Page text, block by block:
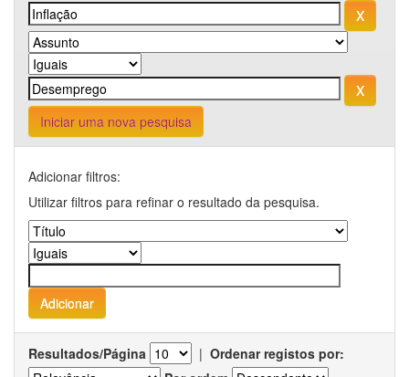
Iniciar uma nova pesquisa
Adicionar filtros:
Utilizar filtros para refinar o resultado da pesquisa.
Resultados/Página | Ordenar registos por: